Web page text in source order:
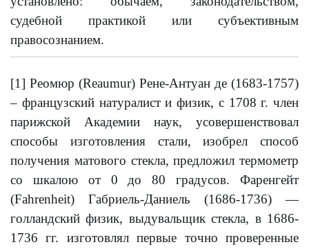
судебной практикой или субъективным
правосознанием.
[1] Реомюр (Reaumur) Рене-Антуан де (1683-1757)
– французский натуралист и физик, с 1708 г. член
парижской Академии наук, усовершенствовал
способы изготовления стали, изобрел способ
получения матового стекла, предложил термометр
со шкалою от 0 до 80 градусов. Фаренгейт
(Fahrenheit) Габриель-Даниель (1686-1736) —
голландский физик, выдувальщик стекла, в 1686-
1736 гг. изготовлял первые точно проверенные